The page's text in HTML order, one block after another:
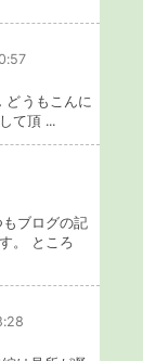
うもこんに
て頂 ...
ブログの記
。 ところ